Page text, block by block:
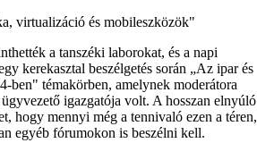
virtualizáció és mobileszközök"
a tanszéki laborokat, és a napi
kerekasztal beszélgetés során „Az ipar és
ben" témakörben, amelynek moderátora
igazgatója volt. A hosszan elnyúló
hogy mennyi még a tennivaló ezen a téren,
egyéb fórumokon is beszélni kell.